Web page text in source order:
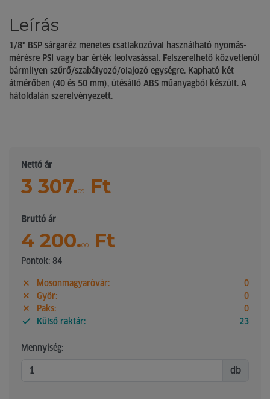
Leírás
1/8" BSP sárgaréz menetes csatlakozóval használható nyo­más­
mérésre PSI vagy bar érték leolvasással. Felszerelhető köz­vet­lenül
bármilyen szűrő/szabályozó/olajozó egységre. Kapható két
átmérőben (40 és 50 mm), ütésálló ABS műanyagból készült. A
hátoldalán szerelvényezett.
Nettó ár
3 307.09 Ft
Bruttó ár
4 200.00 Ft
Pontok: 84
Mosonmagyaróvár:
0
Győr:
0
Paks:
0
Külső raktár:
23
Mennyiség:
db